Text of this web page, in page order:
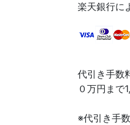
楽天銀行に
代引き手
０万円ま
※代引き手